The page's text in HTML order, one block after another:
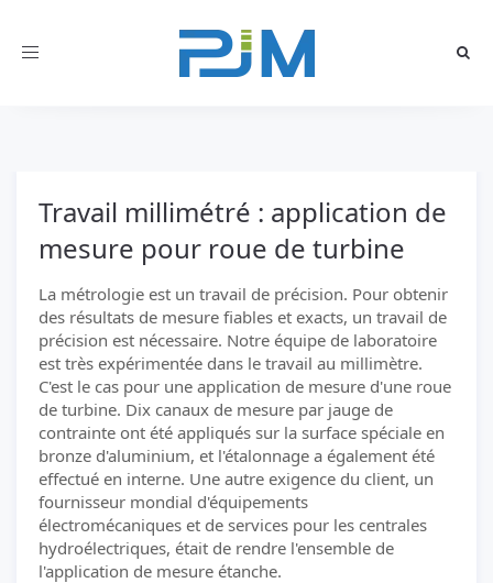
Toggle
Travail millimétré : application de
mesure pour roue de turbine
La métrologie est un travail de précision. Pour obtenir
des résultats de mesure fiables et exacts, un travail de
précision est nécessaire. Notre équipe de laboratoire
est très expérimentée dans le travail au millimètre.
C'est le cas pour une application de mesure d'une roue
de turbine. Dix canaux de mesure par jauge de
contrainte ont été appliqués sur la surface spéciale en
bronze d'aluminium, et l'étalonnage a également été
effectué en interne. Une autre exigence du client, un
fournisseur mondial d'équipements
électromécaniques et de services pour les centrales
hydroélectriques, était de rendre l'ensemble de
l'application de mesure étanche.